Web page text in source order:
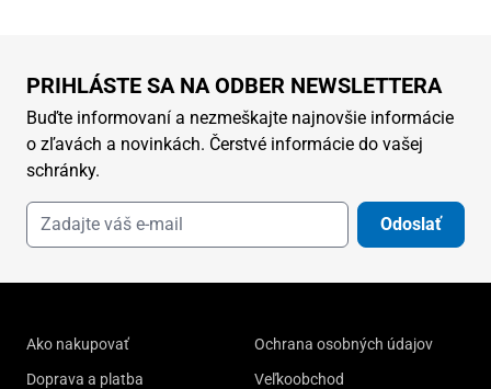
PRIHLÁSTE SA NA ODBER NEWSLETTERA
Buďte informovaní a nezmeškajte najnovšie informácie
o zľavách a novinkách. Čerstvé informácie do vašej
schránky.
Odoslať
Ako nakupovať
Doprava a platba
Ochrana osobných údajov
Veľkoobchod